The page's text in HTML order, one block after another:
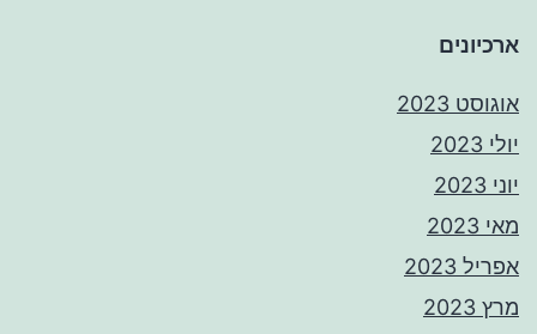
ארכיונים
אוגוסט 2023
יולי 2023
יוני 2023
מאי 2023
אפריל 2023
מרץ 2023